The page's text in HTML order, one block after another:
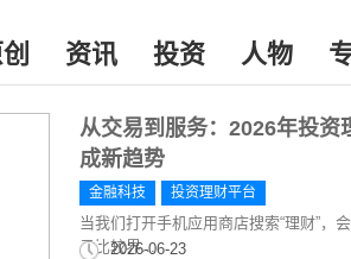
资讯 投资 人物
从交易到服务：2026年投资
成新趋势
金融科技 投资理财平台
当我们打开手机应用商店搜索“理财”，
只比较界...
2026-06-23